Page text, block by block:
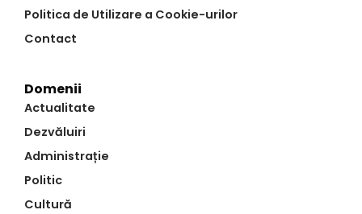
Politica de Utilizare a Cookie-urilor
Contact
Domenii
Actualitate
Dezvăluiri
Administrație
Politic
Cultură